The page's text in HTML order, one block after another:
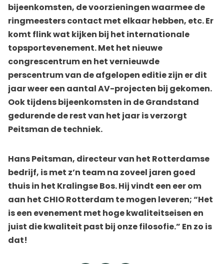
bijeenkomsten, de voorzieningen waarmee de
ringmeesters contact met elkaar hebben, etc. Er
komt flink wat kijken bij het internationale
topsportevenement. Met het nieuwe
congrescentrum en het vernieuwde
perscentrum van de afgelopen editie zijn er dit
jaar weer een aantal AV-projecten bij gekomen.
Ook tijdens bijeenkomsten in de Grandstand
gedurende de rest van het jaar is verzorgt
Peitsman de techniek.
Hans Peitsman, directeur van het Rotterdamse
bedrijf, is met z’n team na zoveel jaren goed
thuis in het Kralingse Bos. Hij vindt een eer om
aan het CHIO Rotterdam te mogen leveren; “Het
is een evenement met hoge kwaliteitseisen en
juist die kwaliteit past bij onze filosofie.” En zo is
dat!